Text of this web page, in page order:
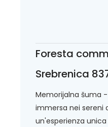
Foresta
Srebrenica
Memorijalna šuma
immersa nei sereni
un'esperienza